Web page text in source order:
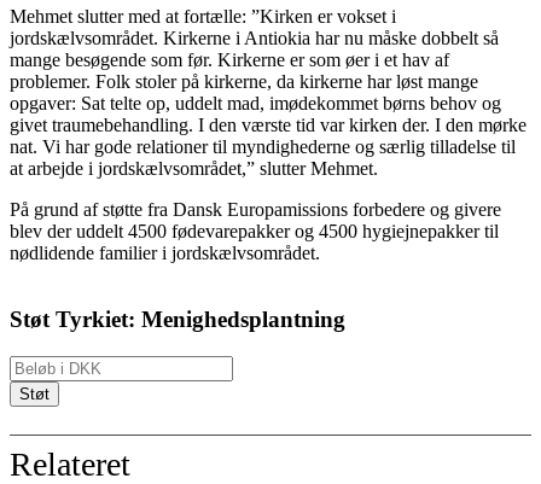
Mehmet slutter med at fortælle: ”Kirken er vokset i
jordskælvsområdet. Kirkerne i Antiokia har nu måske dobbelt så
mange besøgende som før. Kirkerne er som øer i et hav af
problemer. Folk stoler på kirkerne, da kirkerne har løst mange
opgaver: Sat telte op, uddelt mad, imødekommet børns behov og
givet traumebehandling. I den værste tid var kirken der. I den mørke
nat. Vi har gode relationer til myndighederne og særlig tilladelse til
at arbejde i jordskælvsområdet,” slutter Mehmet.
På grund af støtte fra Dansk Europamissions forbedere og givere
blev der uddelt 4500 fødevarepakker og 4500 hygiejnepakker til
nødlidende familier i jordskælvsområdet.
Støt Tyrkiet: Menighedsplantning
Relateret